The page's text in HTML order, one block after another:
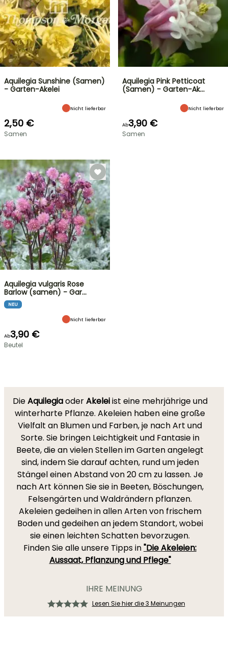
Aquilegia Sunshine (Samen)
- Garten-Akelei
Nicht lieferbar
2,50 €
Samen
Aquilegia Pink Petticoat
(Samen) - Garten-Ak…
Nicht lieferbar
Ab3,90 €
Samen
Aquilegia vulgaris Rose
Barlow (samen) - Gar…
NEU
Nicht lieferbar
Ab3,90 €
Beutel
DieAquilegiaoderAkeleiist eine mehrjährige und
winterharte Pflanze. Akeleien haben eine große
Vielfalt an Blumen und Farben, je nach Art und
Sorte. Sie bringen Leichtigkeit und Fantasie in
Beete, die an vielen Stellen im Garten angelegt
sind, indem Sie darauf achten, rund um jeden
Stängel einen Abstand von 20 cm zu lassen. Je
nach Art können Sie sie in Beeten, Böschungen,
Felsengärten und Waldrändern pflanzen.
Akeleien gedeihen in allen Arten von frischem
Boden und gedeihen an jedem Standort, wobei
sie einen leichten Schatten bevorzugen.
Finden Sie alle unsere Tipps in"Die Akeleien:
Aussaat, Pflanzung und Pflege"
IHRE MEINUNG
Lesen Sie hier die 3 Meinungen